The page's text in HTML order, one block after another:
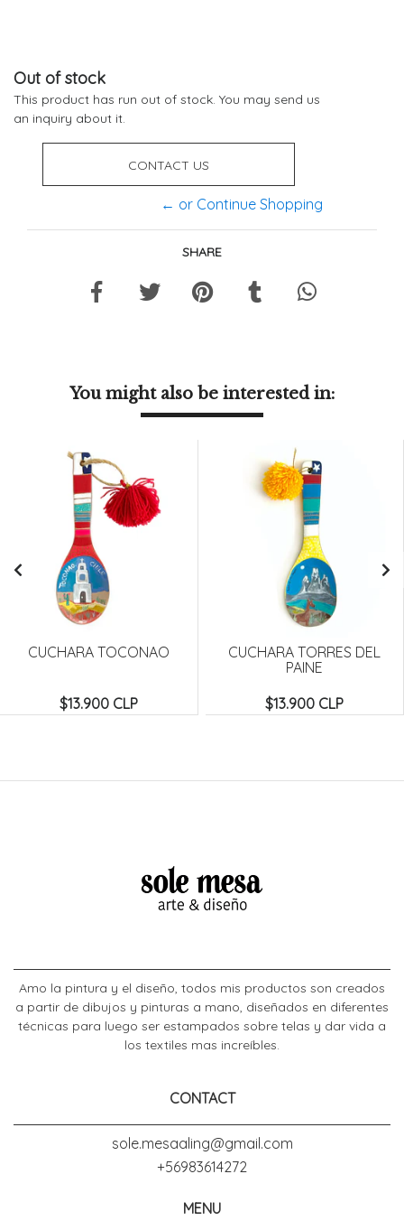
Out of stock
This product has run out of stock. You may send us
an inquiry about it.
CONTACT US
← or Continue Shopping
SHARE
You might also be interested in:
CUCHARA TOCONAO
$13.900 CLP
CUCHARA TORRES DEL
PAINE
$13.900 CLP
Amo la pintura y el diseño, todos mis productos son creados
a partir de dibujos y pinturas a mano, diseñados en diferentes
técnicas para luego ser estampados sobre telas y dar vida a
los textiles mas increíbles.
CONTACT
sole.mesaaling@gmail.com
+56983614272
MENU